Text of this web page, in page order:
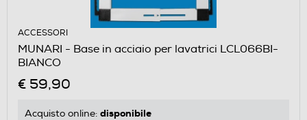
ACCESSORI
MUNARI - Base in acciaio per lavatrici LCL066BI-
BIANCO
€ 59,90
Acquisto online: disponibile